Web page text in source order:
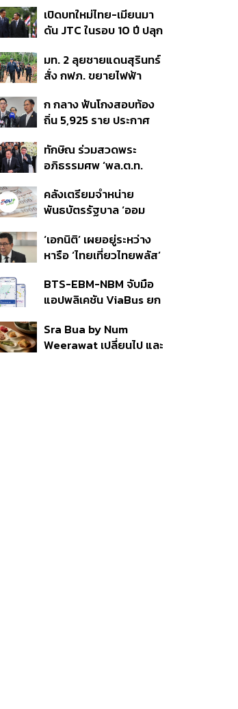
ต่อดอลลาร์
อนุทิน จ่อสอบต่อเอี่ยว
ตัดตอน ม.บูรพา หรือไม่
เปิดบทใหม่ไทย-เมียนมา
ดัน JTC ในรอบ 10 ปี ปลุก
ชายแดน ท่าเรือน้ำลึก
ทวาย
มท. 2 ลุยชายแดนสุรินทร์
สั่ง กฟภ. ขยายไฟฟ้า
350’ เสริมความมั่นคง
ชายแดน
ก กลาง ฟันโกงสอบท้อง
ถิ่น 5,925 ราย ประกาศ
ราย รอ ป.ป.ช. ขีดเส้นแล้ว
เสร็จ 31 ส.ค.
ทักษิณ ร่วมสวดพระ
อภิธรรมศพ ‘พล.ต.ท.
สิน’ สิริอายุ 103 ปี แกนนำ
เพื่อไทย-บุคคลหลาก
คลังเตรียมจำหน่าย
พันธบัตรรัฐบาล ‘ออม
ก.ย.นี้ อาจเพิ่มสัดส่วนการ
ขายแบบ Small Lot First
‘เอกนิติ’ เผยอยู่ระหว่าง
หารือ ‘ไทยเที่ยวไทยพลัส’
แสนล้าน มั่นใจงบต่อ ‘ไทย
ช่วยไทย พลัส’ เฟส 2 มี
BTS-EBM-NBM จับมือ
แอปพลิเคชัน ViaBus ยก
รถไฟฟ้า 3 สายแบบเรียล
ไทม์
Sra Bua by Num
Weerawat เปลี่ยนไป และ